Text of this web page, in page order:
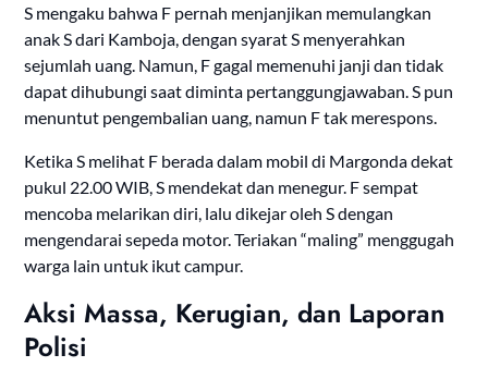
S mengaku bahwa F pernah menjanjikan memulangkan
anak S dari Kamboja, dengan syarat S menyerahkan
sejumlah uang. Namun, F gagal memenuhi janji dan tidak
dapat dihubungi saat diminta pertanggungjawaban. S pun
menuntut pengembalian uang, namun F tak merespons.
Ketika S melihat F berada dalam mobil di Margonda dekat
pukul 22.00 WIB, S mendekat dan menegur. F sempat
mencoba melarikan diri, lalu dikejar oleh S dengan
mengendarai sepeda motor. Teriakan “maling” menggugah
warga lain untuk ikut campur.
Aksi Massa, Kerugian, dan Laporan
Polisi